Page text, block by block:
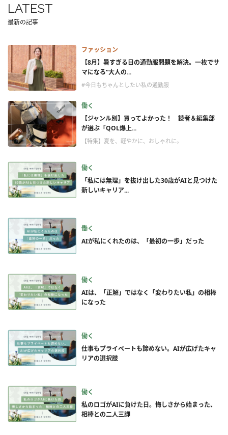
LATEST
最新の記事
ファッション
【8月】暑すぎる日の通勤服問題を解決。一枚でサ
マになる“大人の...
#今日もちゃんとしたい私の通勤服
働く
【ジャンル別】買ってよかった！ 読者＆編集部
が選ぶ「QOL爆上...
【特集】夏を、軽やかに、おしゃれに。
働く
「私には無理」を抜け出した30歳がAIと見つけた
新しいキャリア...
働く
AIが私にくれたのは、「最初の一歩」だった
働く
AIは、「正解」ではなく「変わりたい私」の相棒
になった
働く
仕事もプライベートも諦めない。AIが広げたキャ
リアの選択肢
働く
私のロゴがAIに負けた日。悔しさから始まった、
相棒との二人三脚